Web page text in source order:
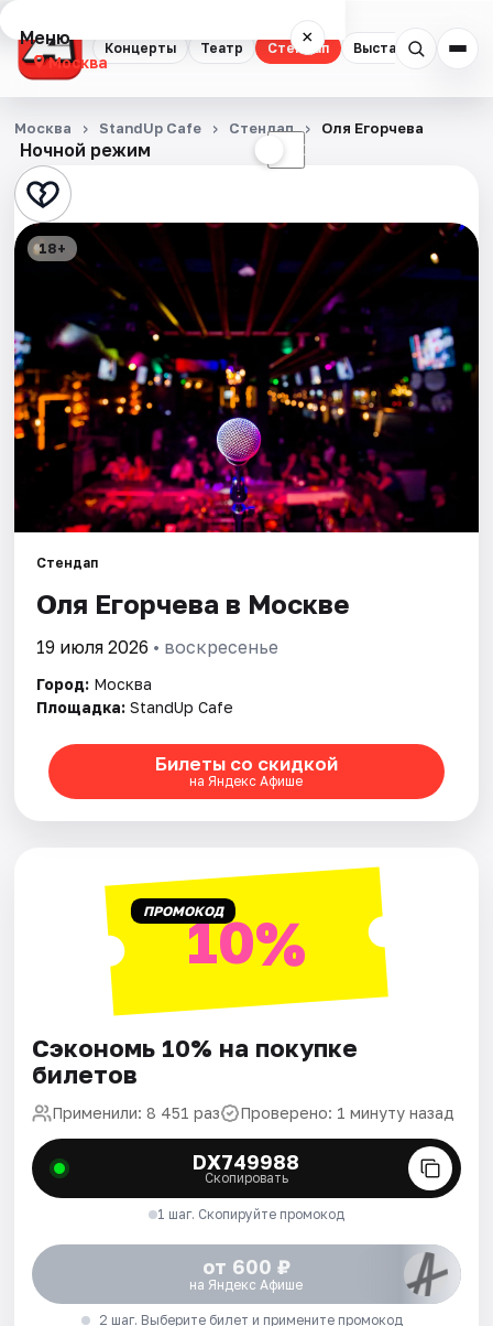
Концерты Театр Стендап Выставки
Меню ×
Москва
Концерты
Театр
Стендап
Выставки
Квесты
Экскурсии
Спорт
События
Площадки
Артисты
Рейтинги
Ночной режим ☾
Москва StandUp Cafe Стендап Оля Егорчева
18+
Стендап
Оля Егорчева в Москве
19 июля 2026 • воскресенье
Город: Москва
Площадка: StandUp Cafe
Билеты со скидкой
на Яндекс Афише
ПРОМОКОД10%
Сэкономь 10% на покупке
билетов
Применили: 8 451 раз Проверено: 1 минуту назад
DX749988
Скопировать
1 шаг. Скопируйте промокод
от 600 ₽
на Яндекс Афише
2 шаг. Выберите билет и примените промокод